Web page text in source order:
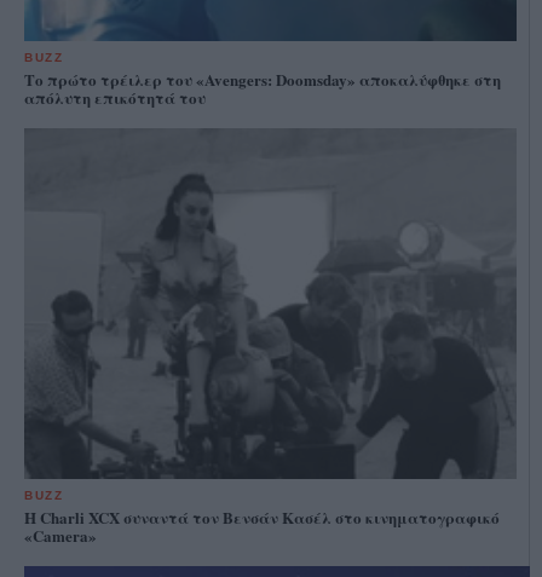
BUZZ
Το πρώτο τρέιλερ του «Avengers: Doomsday» αποκαλύφθηκε στη
απόλυτη επικότητά του
BUZZ
Η Charli XCX συναντά τον Βενσάν Κασέλ στο κινηματογραφικό
«Camera»